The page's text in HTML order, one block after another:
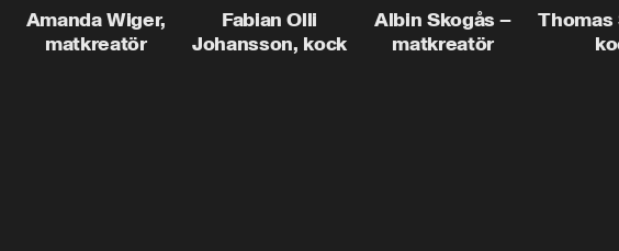
visar hur man skapar en
riktig restaurangupplevelse
hemma, dom där extra
livets fiskgryta. Den perfekta
vardagsmatsfavoriten som
funkar lika bra alla dagar i
brynt smör och
det inte som en
på middagsbordet i
Amanda Wiger,
matkreatör
Fabian Olli
Johansson, kock
Albin Skogås –
matkreatör
Thomas